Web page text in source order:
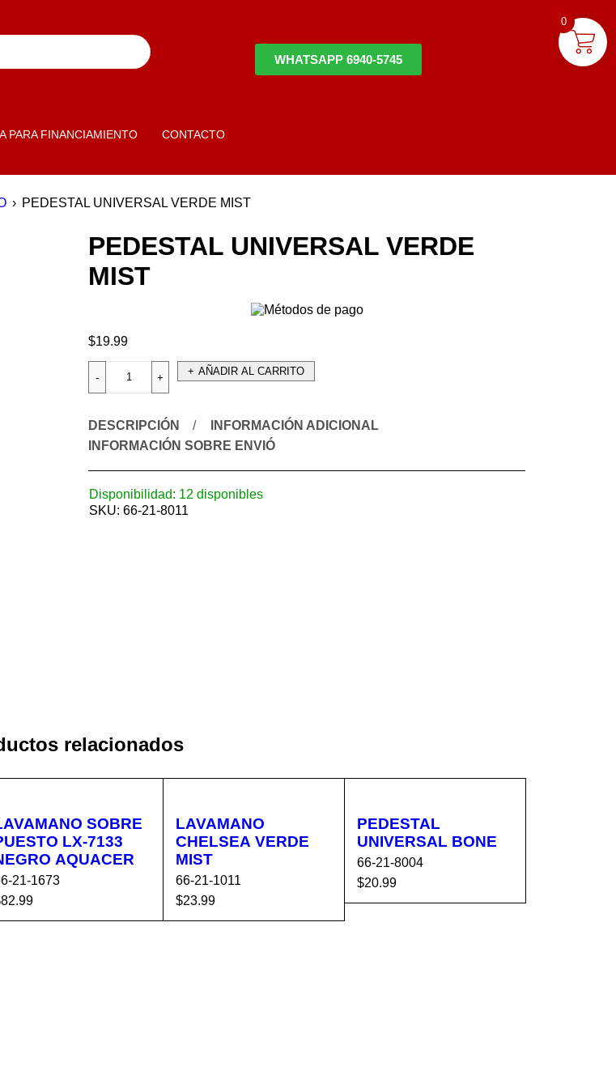
WHATSAPP 6940-5745
PARA FINANCIAMIENTO CONTACTO
› PEDESTAL UNIVERSAL VERDE MIST
PEDESTAL UNIVERSAL VERDE
MIST
$19.99
AÑADIR AL CARRITO
DESCRIPCIÓN
INFORMACIÓN ADICIONAL
INFORMACIÓN SOBRE ENVIÓ
Disponibilidad: 12 disponibles
SKU: 66-21-8011
relacionados
SOBRE
LX-7133
AQUACER
21-1673
82.99
AL CA
VISTA
LAVAMANO
CHELSEA VERDE
MIST
66-21-1011
$23.99
AÑADIR AL CA
VISTA
PEDESTAL
UNIVERSAL BONE
66-21-8004
$20.99
AÑADIR AL CA
VISTA
0